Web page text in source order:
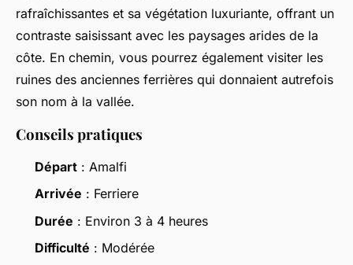
rafraîchissantes et sa végétation luxuriante, offrant un
contraste saisissant avec les paysages arides de la
côte. En chemin, vous pourrez également visiter les
ruines des anciennes ferrières qui donnaient autrefois
son nom à la vallée.
Conseils pratiques
Départ : Amalfi
Arrivée : Ferriere
Durée : Environ 3 à 4 heures
Difficulté : Modérée